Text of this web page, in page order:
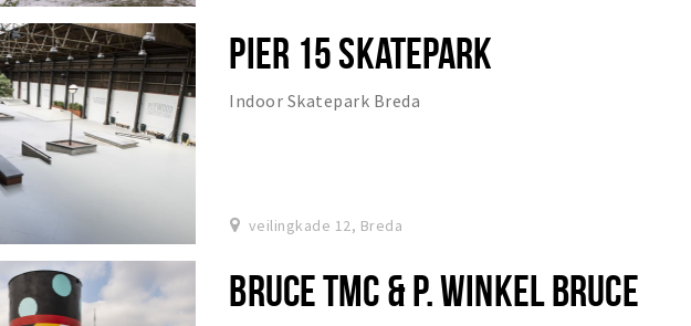
PIER 15 SKATEPARK
Indoor Skatepark Breda
veilingkade 12, Breda
BRUCE TMC & P. WINKEL BRUCE